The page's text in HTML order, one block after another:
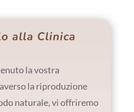
alla Clinica
la vostra
la riproduzione
naturale, vi offriremo